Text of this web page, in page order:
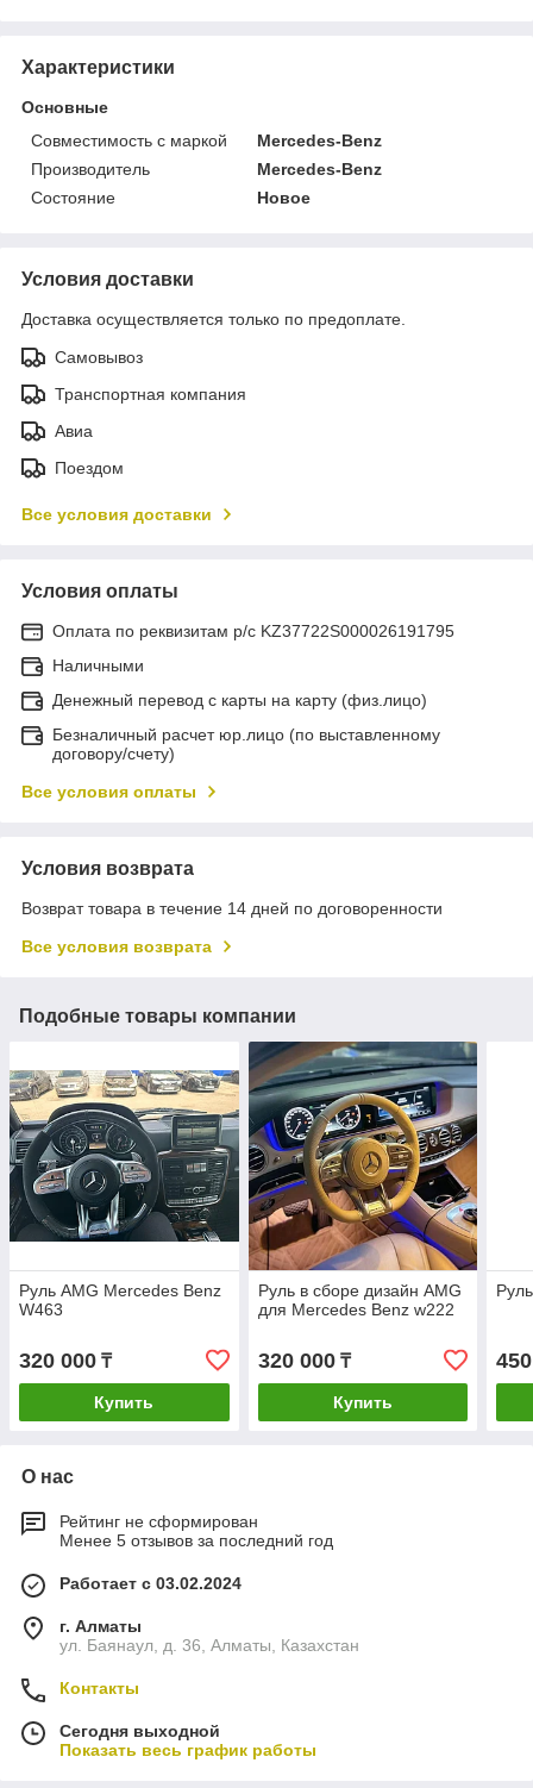
Характеристики
Основные
Совместимость с маркой
Mercedes-Benz
Производитель
Mercedes-Benz
Состояние
Новое
Условия доставки
Доставка осуществляется только по предоплате.
Самовывоз
Транспортная компания
Авиа
Поездом
Все условия доставки
Условия оплаты
Оплата по реквизитам р/с KZ37722S000026191795
Наличными
Денежный перевод с карты на карту (физ.лицо)
Безналичный расчет юр.лицо (по выставленному
договору/счету)
Все условия оплаты
Условия возврата
Возврат товара в течение 14 дней по договоренности
Все условия возврата
Подобные товары компании
Руль AMG Mercedes Benz
W463
320 000 ₸
Купить
Руль в сборе дизайн AMG
для Mercedes Benz w222
320 000₸
Купить
О нас
Рейтинг не сформирован
Менее 5 отзывов за последний год
Работает с 03.02.2024
г. Алматы
ул. Баянаул, д. 36, Алматы, Казахстан
Контакты
Сегодня выходной
Показать весь график работы